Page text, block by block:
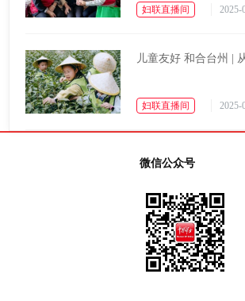
妇联直播间 2025-
儿童友好 和合台州 |
妇联直播间 2025-
微信公众号